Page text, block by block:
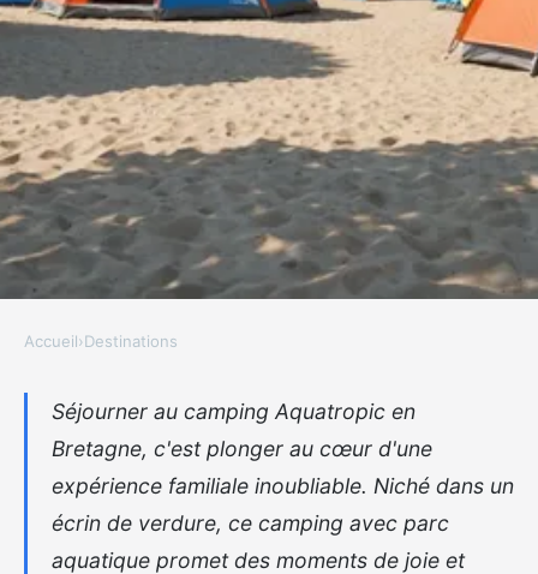
Séjournez au camping
aquatropic en bretagne avec
parc aquatique
30 août 2025 6 min de lecture
Accueil›Destinations
Séjourner au camping Aquatropic en
Bretagne, c'est plonger au cœur d'une
expérience familiale inoubliable. Niché dans un
écrin de verdure, ce camping avec parc
aquatique promet des moments de joie et